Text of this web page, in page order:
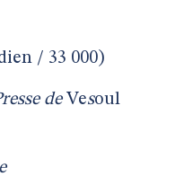
/ 33 000)
deVesoul